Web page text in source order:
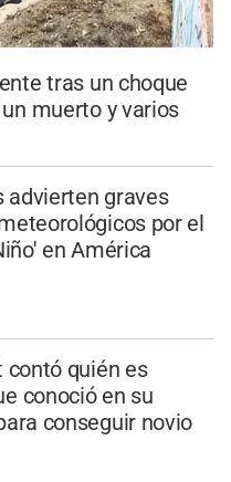
tras un choque
muerto y varios
advierten graves
por el
en América
contó quién es
conoció en su
conseguir novio